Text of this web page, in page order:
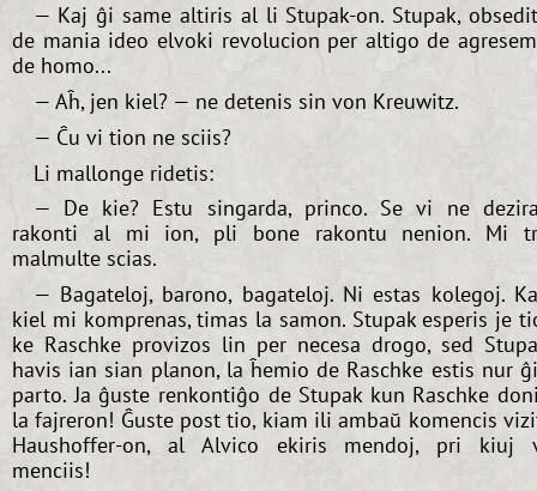
— Kaj ĝi same altiris al li Stupak-on. Stupak,
de mania ideo elvoki revolucion per altigo de
de homo...
— Aĥ, jen kiel? — ne detenis sin von Kreuwitz.
— Ĉu vi tion ne sciis?
Li mallonge ridetis:
— De kie? Estu singarda, princo. Se vi ne
rakonti al mi ion, pli bone rakontu nenion. Mi
malmulte scias.
— Bagateloj, barono, bagateloj. Ni estas kolegoj.
kiel mi komprenas, timas la samon. Stupak esperis je
ke Raschke provizos lin per necesa drogo, sed
havis ian sian planon, la ĥemio de Raschke estis nur
parto. Ja ĝuste renkontiĝo de Stupak kun Raschke
la fajreron! Ĝuste post tio, kiam ili ambaŭ komencis
Haushoffer-on, al Alvico ekiris mendoj, pri kiuj
menciis!